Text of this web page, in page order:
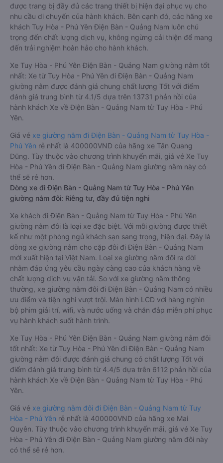
được trang bị đầy đủ các trang thiết bị hiện đại phục vụ cho
nhu cầu di chuyển của hành khách. Bên cạnh đó, các hãng xe
khách Tuy Hòa - Phú Yên Điện Bàn - Quảng Nam luôn chú
trọng đến chất lượng dịch vụ, không ngừng cải thiện để mang
đến trải nghiệm hoàn hảo cho hành khách.
Xe Tuy Hòa - Phú Yên Điện Bàn - Quảng Nam giường nằm tốt
nhất: Xe từ Tuy Hòa - Phú Yên đi Điện Bàn - Quảng Nam
giường nằm được đánh giá chung chất lượng Tốt với điểm
đánh giá trung bình từ 4.1/5 dựa trên 13731 phản hồi của
hành khách Xe về Điện Bàn - Quảng Nam từ Tuy Hòa - Phú
Yên.
Giá vé xe giường nằm đi Điện Bàn - Quảng Nam từ Tuy Hòa -
Phú Yên rẻ nhất là 400000VND của hãng xe Tân Quang
Dũng. Tùy thuộc vào chương trình khuyến mãi, giá vé Xe Tuy
Hòa - Phú Yên đi Điện Bàn - Quảng Nam giường nằm này có
thể sẽ rẻ hơn.
Dòng xe đi Điện Bàn - Quảng Nam từ Tuy Hòa - Phú Yên
giường nằm đôi: Riêng tư, đầy đủ tiện nghi
Xe khách đi Điện Bàn - Quảng Nam từ Tuy Hòa - Phú Yên
giường nằm đôi là loại xe đặc biệt. Với mỗi giường được thiết
kế như một phòng ngủ khách sạn sang trọng, hiện đại. Đây là
dòng xe giường nằm cho cặp đôi đi Điện Bàn - Quảng Nam
mới xuất hiện tại Việt Nam. Loại xe giường nằm đôi ra đời
nhằm đáp ứng yêu cầu ngày càng cao của khách hàng về
chất lượng dịch vụ vận tải. So với xe giường nằm thông
thường, xe giường nằm đôi đi Điện Bàn - Quảng Nam có nhiều
ưu điểm và tiện nghi vượt trội. Màn hình LCD với hàng nghìn
bộ phim giải trí, wifi, và nước uống và chăn đắp miễn phí phục
vụ hành khách suốt hành trình.
Xe Tuy Hòa - Phú Yên Điện Bàn - Quảng Nam giường nằm đôi
tốt nhất: Xe từ Tuy Hòa - Phú Yên đi Điện Bàn - Quảng Nam
giường nằm đôi được đánh giá chung có chất lượng Tốt với
điểm đánh giá trung bình từ 4.4/5 dựa trên 6112 phản hồi của
hành khách Xe về Điện Bàn - Quảng Nam từ Tuy Hòa - Phú
Yên.
Giá vé xe giường nằm đôi đi Điện Bàn - Quảng Nam từ Tuy
Hòa - Phú Yên rẻ nhất là 400000VND của hãng xe Mai
Quyên. Tùy thuộc vào chương trình khuyến mãi, giá vé Xe Tuy
Hòa - Phú Yên đi Điện Bàn - Quảng Nam giường nằm đôi này
có thể sẽ rẻ hơn.